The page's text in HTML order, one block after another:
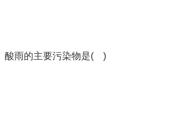
酸雨的主要污染物是( )